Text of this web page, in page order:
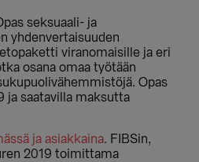
seksuaali- ja
yhdenvertaisuuden
viranomaisille ja eri
osana omaa työtään
Opas
ja saatavilla maksutta
ja asiakkaina. FIBSin,
2019 toimittama